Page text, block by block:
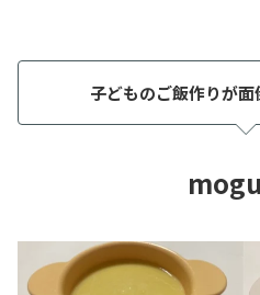
子どものご飯作りが面